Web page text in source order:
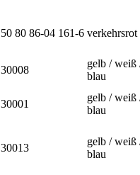
50 80 86-04 161-6 verkehrsrot
30008
gelb / weiß
blau
30001
gelb / weiß
blau
30013
gelb / weiß
blau